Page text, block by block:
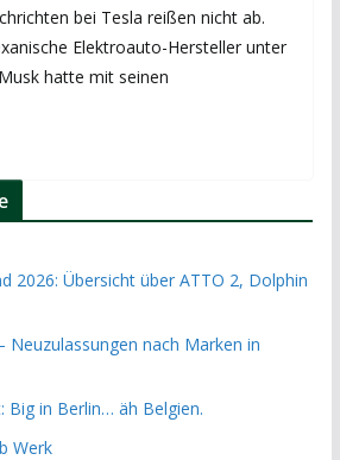
bei Tesla reißen nicht ab.
Elektroauto-Hersteller unter
hatte mit seinen
2026: Übersicht über ATTO 2, Dolphin
Neuzulassungen nach Marken in
Big in Berlin… äh Belgien.
Werk